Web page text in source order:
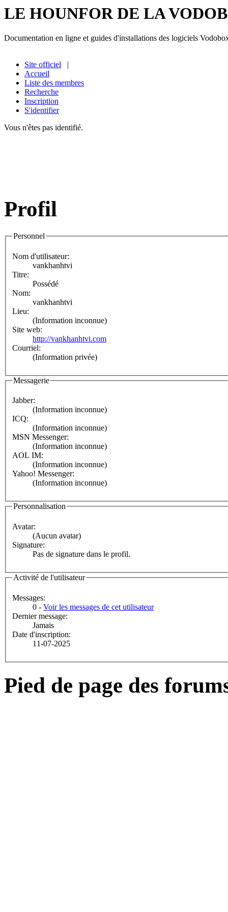
LE HOUNFOR DE LA
Documentation en ligne et guides d'installations des logiciels
Site officiel |
Accueil
Liste des membres
Recherche
Inscription
S'identifier
Vous n'êtes pas identifié.
Profil
Personnel
Nom d'utilisateur:
vankhanhtvi
Titre:
Possédé
Nom:
vankhanhtvi
Lieu:
(Information inconnue)
Site web:
http://vankhanhtvi.com
Courriel:
(Information privée)
Messagerie
Jabber:
(Information inconnue)
ICQ:
(Information inconnue)
MSN Messenger:
(Information inconnue)
AOL IM:
(Information inconnue)
Yahoo! Messenger:
(Information inconnue)
Personnalisation
Avatar:
(Aucun avatar)
Signature:
Pas de signature dans le profil.
Activité de l'utilisateur
Messages:
0 - Voir les messages de cet utilisateur
Dernier message:
Jamais
Date d'inscription:
11-07-2025
Pied de page des